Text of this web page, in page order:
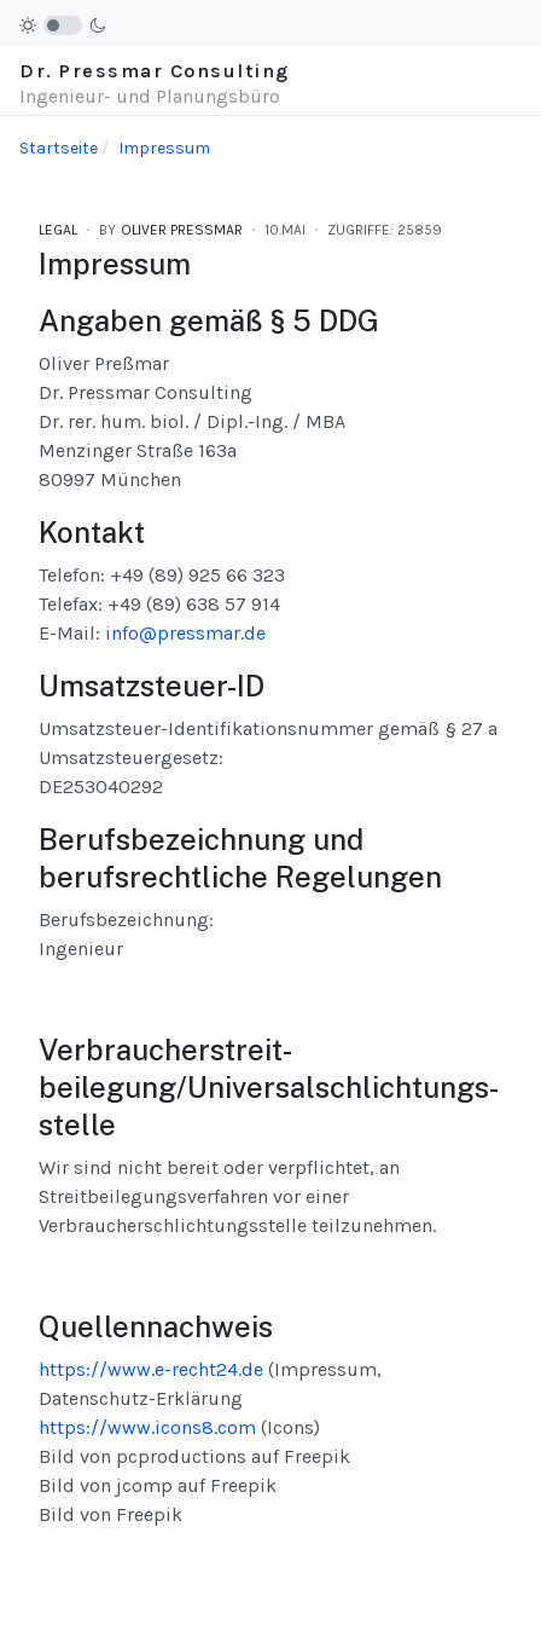
Dr. Pressmar Consulting
Ingenieur- und Planungsbüro
Startseite Impressum
LEGAL BY OLIVER PRESSMAR 10.MAI ZUGRIFFE: 25859
Impressum
Angaben gemäß § 5 DDG
Oliver Preßmar
Dr. Pressmar Consulting
Dr. rer. hum. biol. / Dipl.-Ing. / MBA
Menzinger Straße 163a
80997 München
Kontakt
Telefon: +49 (89) 925 66 323
Telefax: +49 (89) 638 57 914
E-Mail: info@pressmar.de
Umsatzsteuer-ID
Umsatzsteuer-Identifikationsnummer gemäß § 27 a
Umsatzsteuergesetz:
DE253040292
Berufsbezeichnung und
berufsrechtliche Regelungen
Berufsbezeichnung:
Ingenieur
Verbraucher­streit­
beilegung/Universal­schlichtungs­
stelle
Wir sind nicht bereit oder verpflichtet, an
Streitbeilegungsverfahren vor einer
Verbraucherschlichtungsstelle teilzunehmen.
Quellennachweis
https://www.e-recht24.de (Impressum,
Datenschutz-Erklärung
https://www.icons8.com (Icons)
Bild von pcproductions auf Freepik
Bild von jcomp auf Freepik
Bild von Freepik